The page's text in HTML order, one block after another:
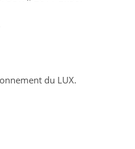
du LUX.